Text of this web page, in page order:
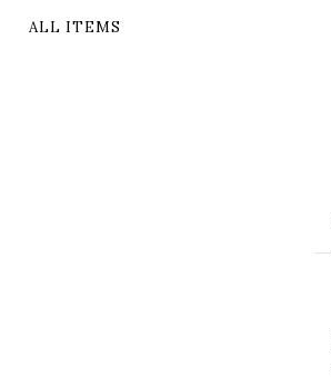
ALL ITEMS